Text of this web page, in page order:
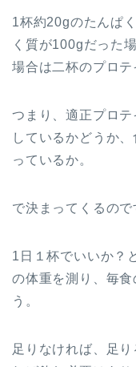
1杯約20gのたんぱ
く質が100gだった
場合は二杯のプロテ
つまり、適正プロ
しているかどうか
っているか。
で決まってくるので
1日１杯でいいか？
の体重を測り、毎
う。
足りなければ、足